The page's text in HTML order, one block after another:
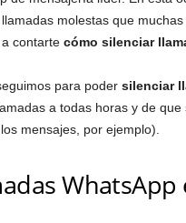
molestas que
contarte cómo silenciar
para poder silenciar
a todas horas y de
mensajes, por ejemplo).